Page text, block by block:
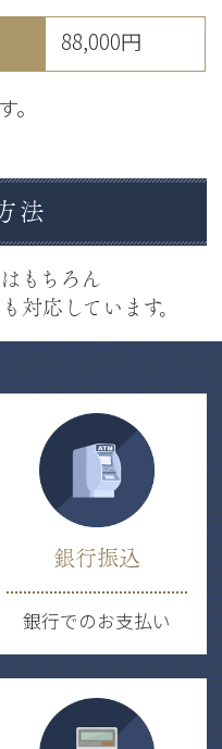
88,000円
法
もちろん
対応しています。
銀行振込
銀行でのお支払い